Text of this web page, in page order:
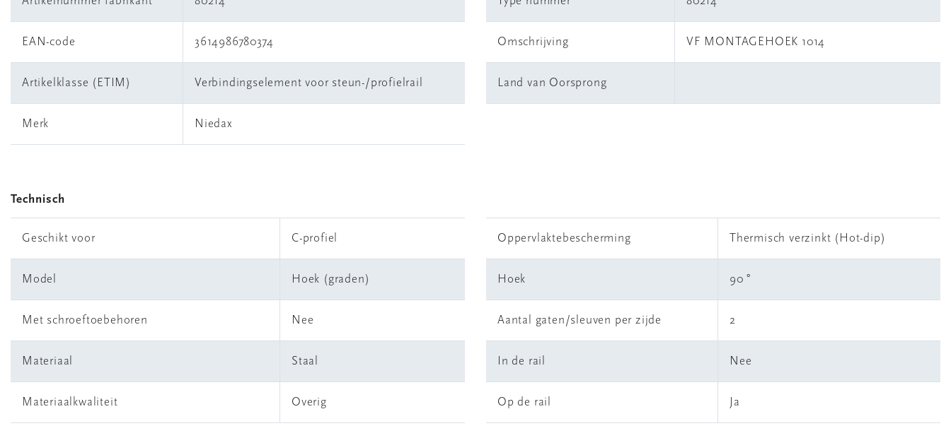
EAN-code 3614986780374
Artikelklasse (ETIM) Verbindingselement voor steun-/profielrail
Merk Niedax
Omschrijving VF MONTAGEHOEK 1014
Land van Oorsprong
Technisch
Geschikt voor C-profiel
Model Hoek (graden)
Met schroeftoebehoren Nee
Materiaal Staal
Materiaalkwaliteit Overig
Oppervlaktebescherming Thermisch verzinkt (Hot-dip)
Hoek 90 °
Aantal gaten/sleuven per zijde 2
In de rail Nee
Op de rail Ja